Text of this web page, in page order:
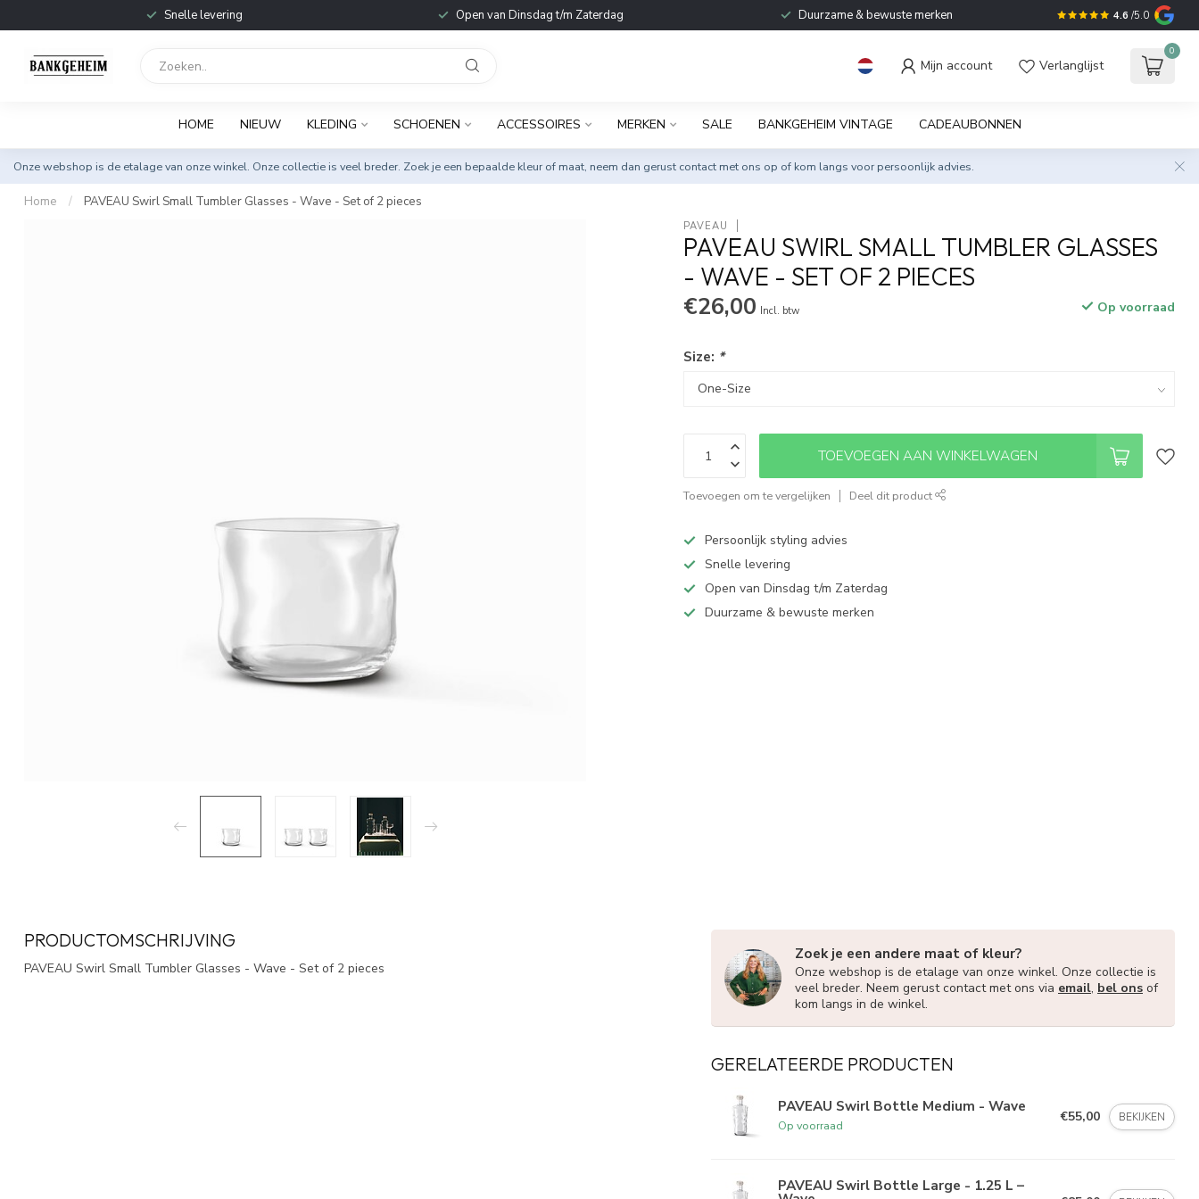
Snelle levering Open van Dinsdag t/m Zaterdag Duurzame & bewuste merken 4.6 /5.0
Mijn account Verlanglijst
0
HOME NIEUW KLEDING SCHOENEN ACCESSOIRES MERKEN SALE BANKGEHEIM VINTAGE CADEAUBONNEN
Onze webshop is de etalage van onze winkel. Onze collectie is veel breder. Zoek je een bepaalde kleur of maat, neem dan gerust contact met ons op of kom langs voor persoonlijk advies.
Home / PAVEAU Swirl Small Tumbler Glasses - Wave - Set of 2 pieces
PAVEAU
PAVEAU SWIRL SMALL TUMBLER GLASSES
- WAVE - SET OF 2 PIECES
€26,00 Incl. btw Op voorraad
Size: *
TOEVOEGEN AAN WINKELWAGEN
Toevoegen om te vergelijken Deel dit product
Persoonlijk styling advies
Snelle levering
Open van Dinsdag t/m Zaterdag
Duurzame & bewuste merken
PRODUCTOMSCHRIJVING
PAVEAU Swirl Small Tumbler Glasses - Wave - Set of 2 pieces
Zoek je een andere maat of kleur?
Onze webshop is de etalage van onze winkel. Onze collectie is
veel breder. Neem gerust contact met ons via email, bel ons of
kom langs in de winkel.
GERELATEERDE PRODUCTEN
PAVEAU Swirl Bottle Medium - Wave
Op voorraad
€55,00 BEKIJKEN
PAVEAU Swirl Bottle Large - 1.25 L –